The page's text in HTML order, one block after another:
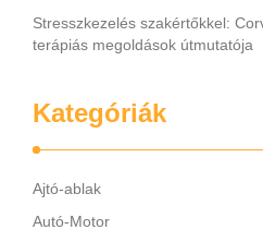
Stresszkezelés szakértőkkel:
terápiás megoldások útmutatója
Kategóriák
Ajtó-ablak
Autó-Motor